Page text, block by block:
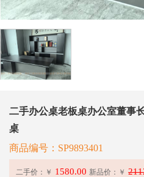
二手办公桌老板桌办公室董事
桌
商品编号：SP9893401
二手价：￥ 1580.00 新品价： ￥